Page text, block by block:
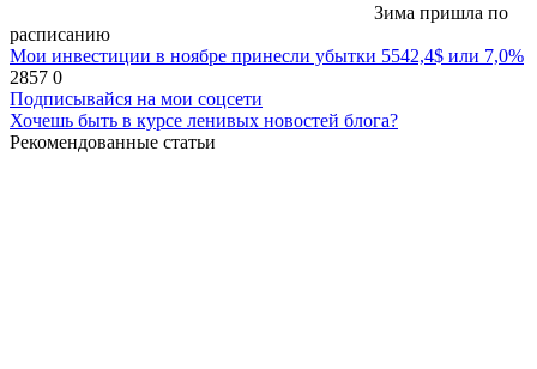
Зима пришла по
расписанию
Мои инвестиции в ноябре принесли убытки 5542,4$ или 7,0%
2857 0
Подписывайся на мои соцсети
Хочешь быть в курсе ленивых новостей блога?
Рекомендованные статьи